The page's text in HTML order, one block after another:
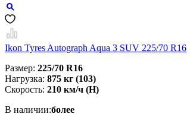
Ikon Tyres Autograph Aqua 3 SUV 225/70 R16
Размер: 225/70 R16
Нагрузка: 875 кг (103)
Скорость: 210 км/ч (H)
В наличии:более